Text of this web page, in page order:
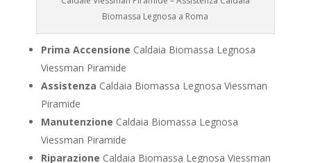
Biomassa Legnosa a Roma
Prima Accensione Caldaia Biomassa Legnosa
Viessman Piramide
Assistenza Caldaia Biomassa Legnosa Viessman
Piramide
Manutenzione Caldaia Biomassa Legnosa
Viessman Piramide
Riparazione Caldaia Biomassa Legnosa Viessman